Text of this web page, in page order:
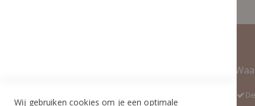
Wij gebruiken cookies om je een optimale